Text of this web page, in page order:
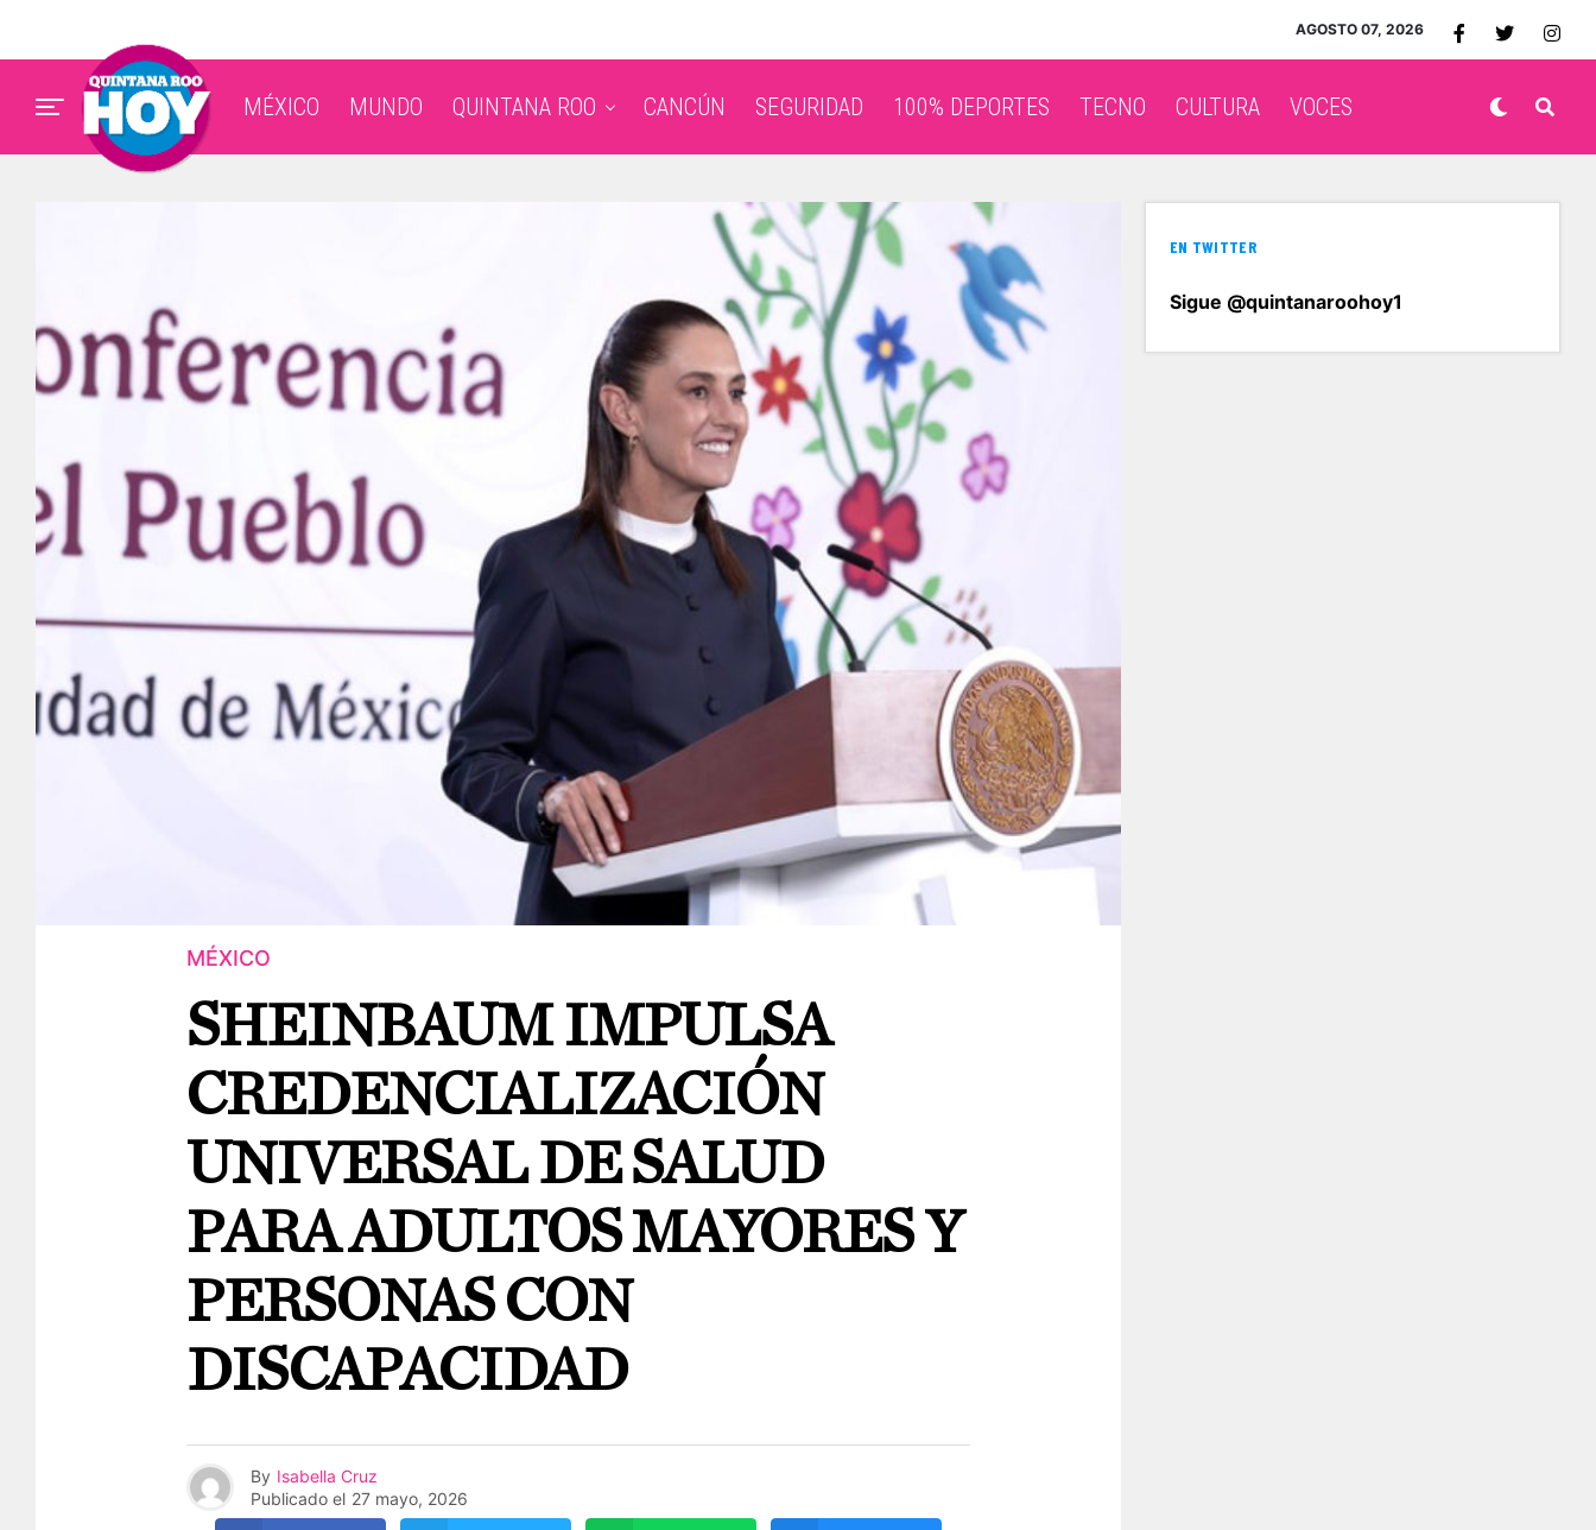
AGOSTO 07, 2026
MÉXICO MUNDO QUINTANA ROO CANCÚN SEGURIDAD 100% DEPORTES TECNO CULTURA VOCES
MÉXICO
SHEINBAUM IMPULSA
CREDENCIALIZACIÓN
UNIVERSAL DE SALUD
PARA ADULTOS MAYORES Y
PERSONAS CON
DISCAPACIDAD
By Isabella Cruz
Publicado el 27 mayo, 2026
EN TWITTER
Sigue @quintanaroohoy1